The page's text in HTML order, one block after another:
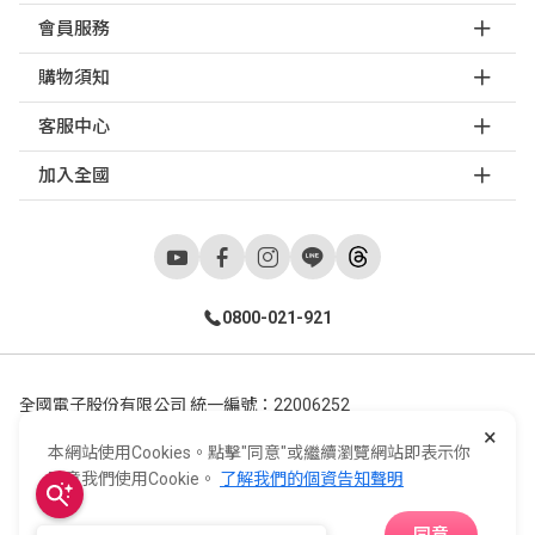
會員服務
購物須知
客服中心
加入全國
0800-021-921
全國電子股份有限公司 統一編號：22006252
Copyright ©2026© E-Life Co., Ltd. All Rights Reserved.
×
本網站使用Cookies。點擊"同意"或繼續瀏覽網站即表示你
同意我們使用Cookie。 了解我們的個資告知聲明